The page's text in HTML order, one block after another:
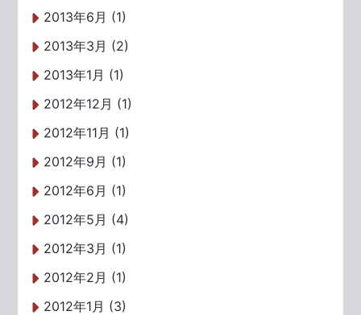
2013年6月 (1)
2013年3月 (2)
2013年1月 (1)
2012年12月 (1)
2012年11月 (1)
2012年9月 (1)
2012年6月 (1)
2012年5月 (4)
2012年3月 (1)
2012年2月 (1)
2012年1月 (3)